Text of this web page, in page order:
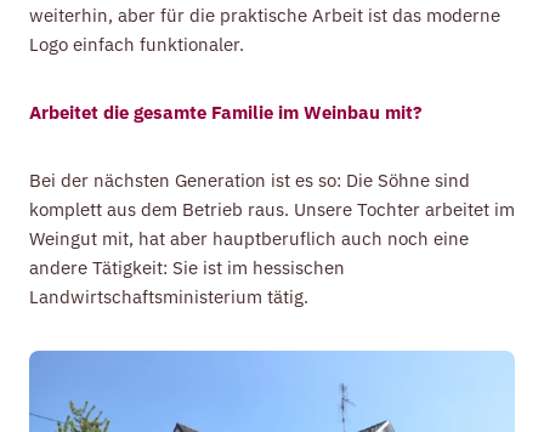
weiterhin, aber für die praktische Arbeit ist das moderne
Logo einfach funktionaler.
Arbeitet die gesamte Familie im Weinbau mit?
Bei der nächsten Generation ist es so: Die Söhne sind
komplett aus dem Betrieb raus. Unsere Tochter arbeitet im
Weingut mit, hat aber hauptberuflich auch noch eine
andere Tätigkeit: Sie ist im hessischen
Landwirtschaftsministerium tätig.